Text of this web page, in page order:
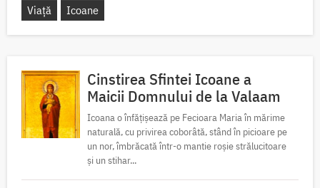
Viață Icoane
Cinstirea Sfintei Icoane a
Maicii Domnului de la Valaam
Icoana o înfățișează pe Fecioara Maria în mărime
naturală, cu privirea coborâtă, stând în picioare pe
un nor, îmbrăcată într-o mantie roșie strălucitoare
și un stihar...